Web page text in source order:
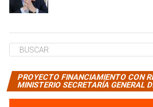
PROYECTO FINANCIAMIENTO CON
MINISTERIO SECRETARÍA GENERAL